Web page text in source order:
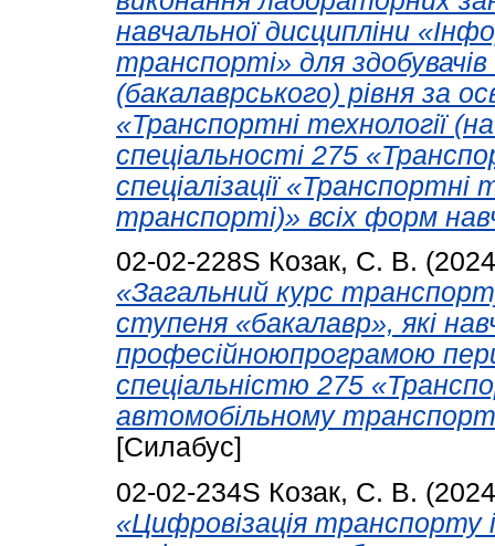
навчальної дисципліни
транспорті» для
(бакалаврського) рівня за
«Транспортні технології
спеціальності 275
спеціалізації
транспорті)» всіх форм
02-02-228S Козак, С. В.
«Загальний курс
ступеня «бакалавр», які
професійноюпрограмою
спеціальністю 275
автомобільному
[Силабус]
02-02-234S Козак, С. В.
«Цифровізація транспорту